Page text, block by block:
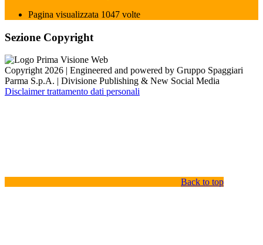
Pagina visualizzata 1047 volte
Sezione Copyright
Copyright 2026 | Engineered and powered by Gruppo Spaggiari
Parma S.p.A. | Divisione Publishing & New Social Media
Disclaimer trattamento dati personali
Back to top